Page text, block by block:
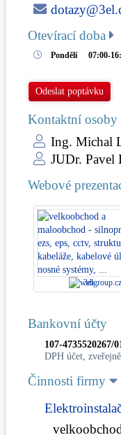
Otevírací doba
Pondělí 07:00-
Odeslat poptávku
Kontaktní osoby
Ing. Michal
JUDr. Pavel
Webové
3elgroup.cz
Bankovní účty
107-4735520267/
DPH účet,
Činnosti firmy